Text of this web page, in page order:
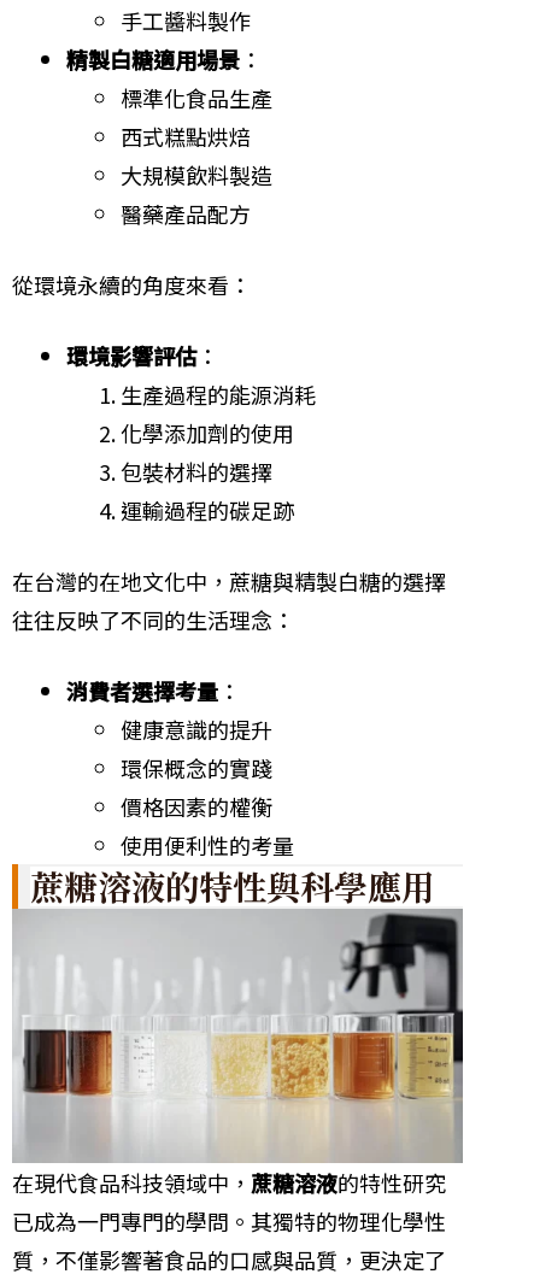
手工醬料製作
精製白糖適用場景 ：
標準化食品生產
西式糕點烘焙
大規模飲料製造
醫藥產品配方
從環境永續的角度來看：
環境影響評估：
生產過程的能源消耗
化學添加劑的使用
包裝材料的選擇
運輸過程的碳足跡
在台灣的在地文化中，蔗糖與精製白糖的選擇
往往反映了不同的生活理念：
消費者選擇考量 ：
健康意識的提升
環保概念的實踐
價格因素的權衡
使用便利性的考量
蔗糖溶液的特性與科學應用
在現代食品科技領域中， 蔗糖溶液的特性研究
已成為一門專門的學問。其獨特的物理化學性
質，不僅影響著食品的口感與品質，更決定了